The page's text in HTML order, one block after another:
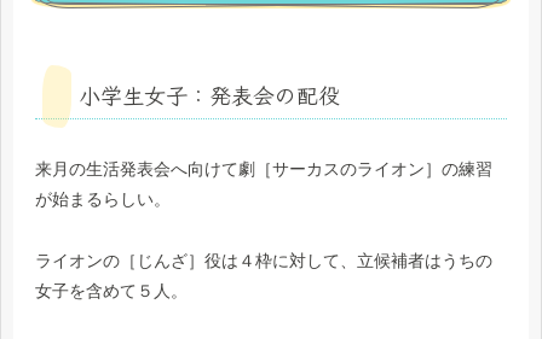
小学生女子：発表会の配役
来月の生活発表会へ向けて劇［サーカスのライオン］の練習
が始まるらしい。
ライオンの［じんざ］役は４枠に対して、立候補者はうちの
女子を含めて５人。